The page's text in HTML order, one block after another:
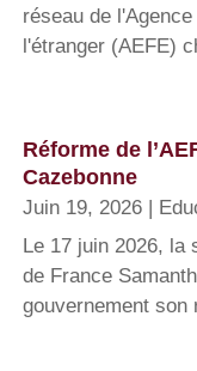
réseau de
l'étranger (AEFE)
Réforme de
Cazebonne
Juin 19, 2026
Le 17 juin 2026, la
de France
gouvernement son